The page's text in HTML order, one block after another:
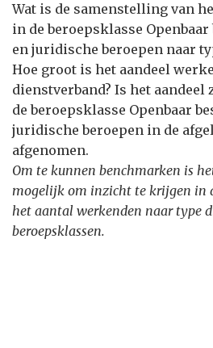
Wat is de samenstelling van
in de beroepsklasse
en juridische beroepen naar
Hoe groot is het aandeel
dienstverband? Is het
de beroepsklasse Openbaar
juridische beroepen in de
afgenomen.
Om te kunnen benchmarken is
mogelijk om inzicht te krijgen in
het aantal werkenden naar type
beroepsklassen.